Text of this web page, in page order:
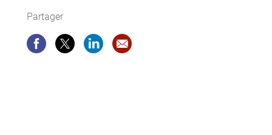
Partager
PartagerPartagerPartagerRecommandation site web: